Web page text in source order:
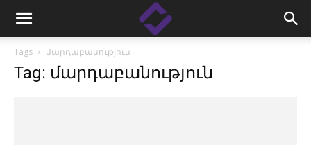
Tags մարդաբանություն
Tag: մարդաբանություն